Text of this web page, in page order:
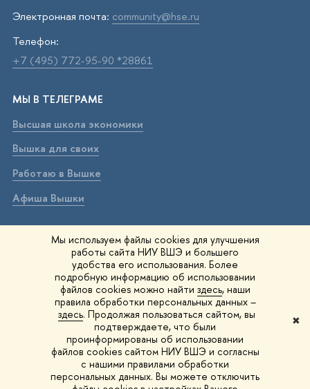
Мы используем файлы cookies для улучшения
работы сайта НИУ ВШЭ и большего
удобства его использования. Более
подробную информацию об использовании
файлов cookies можно найти здесь, наши
правила обработки персональных данных –
здесь. Продолжая пользоваться сайтом, вы
подтверждаете, что были
проинформированы об использовании
файлов cookies сайтом НИУ ВШЭ и согласны
с нашими правилами обработки
персональных данных. Вы можете отключить
✖
Электронная почта: community@hse.ru
Телефон:
+7 (495) 772-95-90 *28861
МЫ В ТЕЛЕГРАМЕ
Высшая школа экономики
Вышка для своих
Работаю в Вышке
Афиша Вышки
ВЫШКА В МАХ
Высшая школа экономики
Вышка для своих
Работаю в Вышке
Афиша Вышки
Вышка IQ